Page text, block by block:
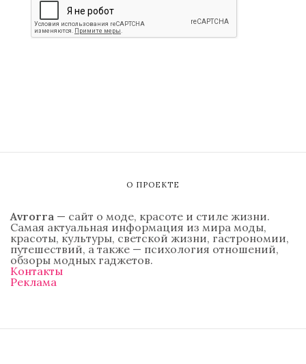
О ПРОЕКТЕ
Avrorra — сайт о моде, красоте и стиле жизни.
Самая актуальная информация из мира моды,
красоты, культуры, светской жизни, гастрономии,
путешествий, а также — психология отношений,
обзоры модных гаджетов.
Контакты
Реклама